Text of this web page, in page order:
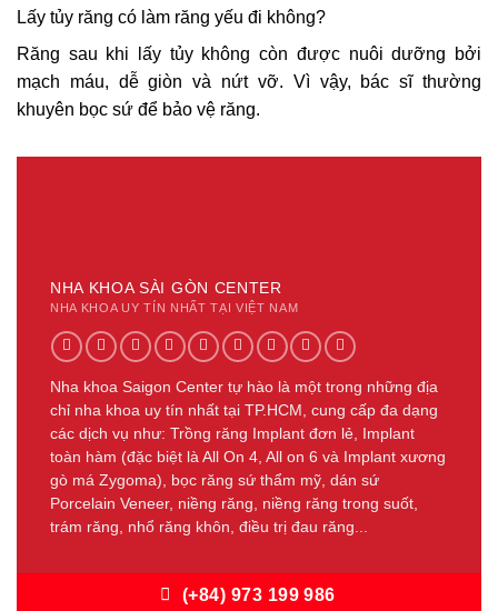
Lấy tủy răng có làm răng yếu đi không?
Răng sau khi lấy tủy không còn được nuôi dưỡng bởi
mạch máu, dễ giòn và nứt vỡ. Vì vậy, bác sĩ thường
khuyên bọc sứ để bảo vệ răng.
NHA KHOA SÀI GÒN CENTER
NHA KHOA UY TÍN NHẤT TẠI VIỆT NAM
Nha khoa Saigon Center tự hào là một trong những địa
chỉ nha khoa uy tín nhất tại TP.HCM, cung cấp đa dạng
các dịch vụ như: Trồng răng Implant đơn lẻ, Implant
toàn hàm (đặc biệt là All On 4, All on 6 và Implant xương
gò má Zygoma), bọc răng sứ thẩm mỹ, dán sứ
Porcelain Veneer, niềng răng, niềng răng trong suốt,
trám răng, nhổ răng khôn, điều trị đau răng...
(+84) 973 199 986